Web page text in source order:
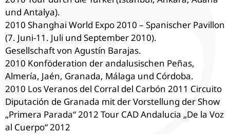
und Antalya).
2010 Shanghai World Expo 2010 – Spanischer Pavillon
(7. Juni-11. Juli und September 2010).
Gesellschaft von Agustín Barajas.
2010 Konföderation der andalusischen Peñas,
Almería, Jaén, Granada, Málaga und Córdoba.
2010 Los Veranos del Corral del Carbón 2011 Circuito
Diputación de Granada mit der Vorstellung der Show
„Primera Parada“ 2012 Tour CAD Andalucia „De la Voz
al Cuerpo“ 2012